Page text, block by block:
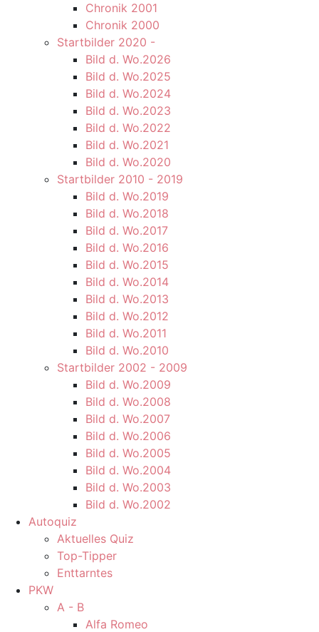
Chronik 2001
Chronik 2000
Startbilder 2020 -
Bild d. Wo.2026
Bild d. Wo.2025
Bild d. Wo.2024
Bild d. Wo.2023
Bild d. Wo.2022
Bild d. Wo.2021
Bild d. Wo.2020
Startbilder 2010 - 2019
Bild d. Wo.2019
Bild d. Wo.2018
Bild d. Wo.2017
Bild d. Wo.2016
Bild d. Wo.2015
Bild d. Wo.2014
Bild d. Wo.2013
Bild d. Wo.2012
Bild d. Wo.2011
Bild d. Wo.2010
Startbilder 2002 - 2009
Bild d. Wo.2009
Bild d. Wo.2008
Bild d. Wo.2007
Bild d. Wo.2006
Bild d. Wo.2005
Bild d. Wo.2004
Bild d. Wo.2003
Bild d. Wo.2002
Autoquiz
Aktuelles Quiz
Top-Tipper
Enttarntes
PKW
A - B
Alfa Romeo